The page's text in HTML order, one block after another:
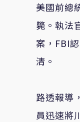
美國前總
斃。執法
案，FBI
清。
路透報導
員迅速將